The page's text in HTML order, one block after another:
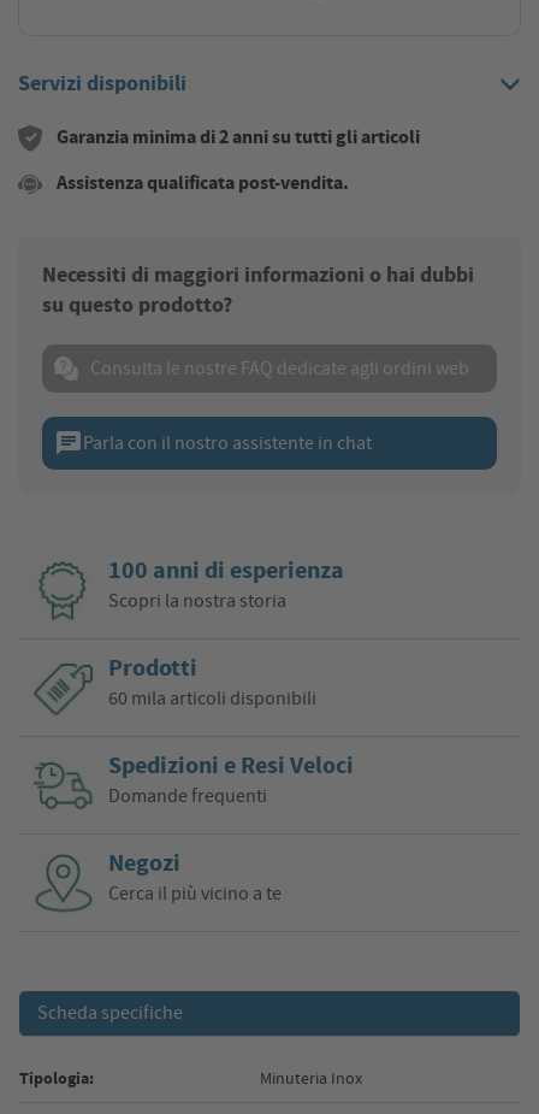
Servizi disponibili
Garanzia minima di 2 anni su tutti gli articoli
Assistenza qualificata post-vendita.
Necessiti di maggiori informazioni o hai dubbi
su questo prodotto?
Consulta le nostre FAQ dedicate agli ordini web
chatParla con il nostro assistente in chat
100 anni di esperienza
Scopri la nostra storia
Prodotti
60 mila articoli disponibili
Spedizioni e Resi Veloci
Domande frequenti
Negozi
Cerca il più vicino a te
Scheda specifiche
Tipologia: Minuteria Inox